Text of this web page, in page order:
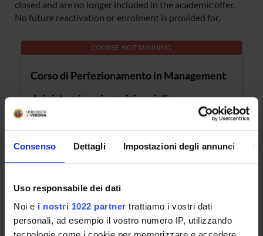
Consenso Dettagli Impostazioni degli annunci
Uso responsabile dei dati
Noi e i nostri 1022 partner trattiamo i vostri dati
personali, ad esempio il vostro numero IP, utilizzando
closed and are no longer included in the academic offer.
No future reactivation or enrolment is provided for.
COURSE NOT RUNNING
Corso di Perfezionamento in Management
dei sistemi per i servizi sociali e
sociosanitari
Degree class: CP - Advanced courses
Location: Verona